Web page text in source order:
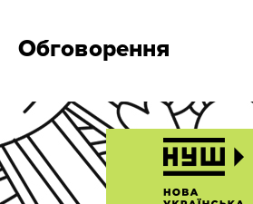
Обговорення